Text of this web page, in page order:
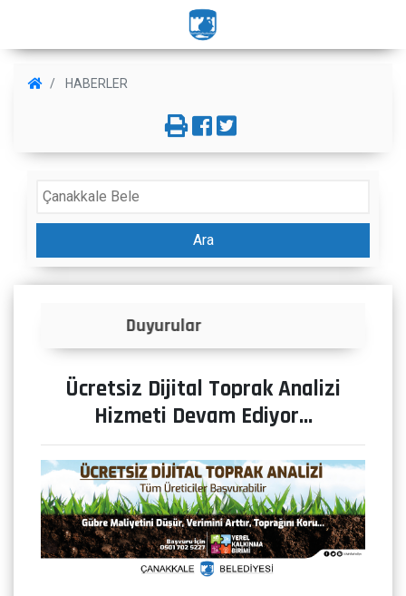
HABERLER
Ara
İlanlar
Ücretsiz Dijital Toprak Analizi
Hizmeti Devam Ediyor…